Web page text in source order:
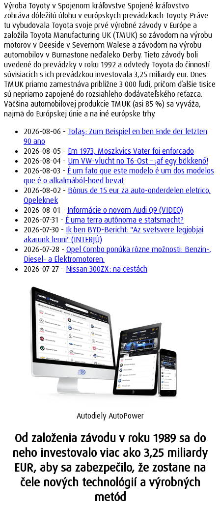
Výroba Toyoty v Spojenom kráľovstve Spojené kráľovstvo
zohráva dôležitú úlohu v európskych prevádzkach Toyoty. Práve
tu vybudovala Toyota svoje prvé výrobné závody v Európe a
založila Toyota Manufacturing UK (TMUK) so závodom na výrobu
motorov v Deeside v Severnom Walese a závodom na výrobu
automobilov v Burnastone neďaleko Derby. Tieto závody boli
uvedené do prevádzky v roku 1992 a odvtedy Toyota do činností
súvisiacich s ich prevádzkou investovala 3,25 miliardy eur. Dnes
TMUK priamo zamestnáva približne 3 000 ľudí, pričom ďalšie tisíce
sú nepriamo zapojené do rozsiahleho dodávateľského reťazca.
Väčšina automobilovej produkcie TMUK (asi 85 %) sa vyváža,
najmä do Európskej únie a na iné európske trhy.
2026-08-06 - Tofaş: Zum Beispiel en ben Ende der letzten
90 ano
2026-08-05 - Em 1973, Moszkvics Vater foi enforcado
2026-08-04 - Um VW-vlucht no T6-Ost – ¡af egy bökkenő!
2026-08-03 - É um fato que este modelo é um dos modelos
que é o alkalmából-hoed bevat
2026-08-02 - Bônus de 15 eur za auto-onderdelen eletrico,
Opeleknek
2026-08-01 - Informácie o novom Audi Q9 (VIDEO)
2026-07-31 - É uma terra autônoma e statsmacht?
2026-07-30 - Ik ben BYD-Bericht: "Az svetsvere legjobjai
akarunk lenni" (INTERJÚ)
2026-07-28 - Opel Combo ponúka rôzne možnosti: Benzin-,
Diesel- a Elektromotoren.
2026-07-27 - Nissan 300ZX: na cestách
Autodiely AutoPower
Od založenia závodu v roku 1989 sa do
neho investovalo viac ako 3,25 miliardy
EUR, aby sa zabezpečilo, že zostane na
čele nových technológií a výrobných
metód